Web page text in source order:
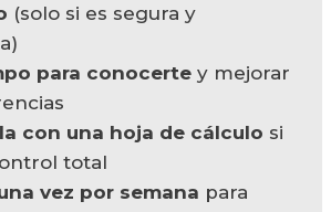
(solo si es segura y
para conocerte y mejorar
con una hoja de cálculo si
total
vez por semana para